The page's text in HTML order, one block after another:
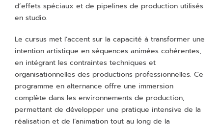
d’effets spéciaux et de pipelines de production utilisés
en studio.
Le cursus met l’accent sur la capacité à transformer une
intention artistique en séquences animées cohérentes,
en intégrant les contraintes techniques et
organisationnelles des productions professionnelles. Ce
programme en alternance offre une immersion
complète dans les environnements de production,
permettant de développer une pratique intensive de la
réalisation et de l’animation tout au long de la